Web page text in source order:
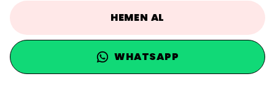
HEMEN AL
WHATSAPP